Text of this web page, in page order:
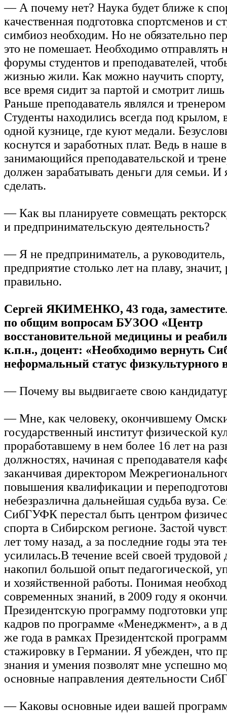
— А почему нет? Наука будет ближе к
качественная подготовка спортсменов и
симбиоз необходим. Но не обязательно
это не помешает. Необходимо отправлять
форумы студентов и преподавателей,
жизнью жили. Как можно научить спорту,
все время сидит за партой и смотрит
Раньше преподаватель являлся и
Студенты находились всегда под крылом,
одной кузнице, где куют медали.
коснутся и заработных плат. Ведь в наше
занимающийся преподавательской и
должен зарабатывать деньги для семьи. И
сделать.
— Как вы планируете совмещать
и предпринимательскую деятельность?
— Я не предприниматель, а
предприятие столько лет на плаву,
правильно.
Сергей ЯКИМЕНКО, 43 года,
по общим вопросам БУЗОО «Центр
восстановительной медицины и
к.п.н., доцент: «Необходимо вернуть
неформальный статус физкультурного
— Почему вы выдвигаете свою
— Мне, как человеку, окончившему
государственный институт физической
проработавшему в нем более 16 лет на
должностях, начиная с преподавателя
заканчивая директором
повышения квалификации и
небезразлична дальнейшая судьба вуза.
СибГУФК перестал быть центром
спорта в Сибирском регионе. Застой
лет тому назад, а за последние годы эта
усилилась.В течение всей своей трудовой
накопил большой опыт педагогической,
и хозяйственной работы. Понимая
современных знаний, в 2009 году я
Президентскую программу подготовки
кадров по программе «Менеджмент», а в
же года в рамках Президентской
стажировку в Германии. Я убежден, что
знания и умения позволят мне успешно
основные направления деятельности
— Каковы основные идеи вашей